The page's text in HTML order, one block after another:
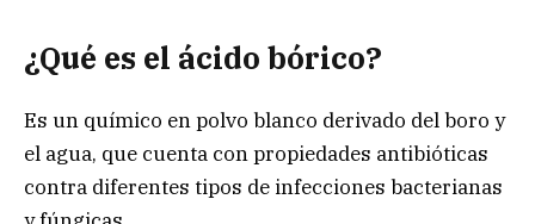
¿Qué es el ácido bórico?
Es un químico en polvo blanco derivado del boro y
el agua, que cuenta con propiedades antibióticas
contra diferentes tipos de infecciones bacterianas